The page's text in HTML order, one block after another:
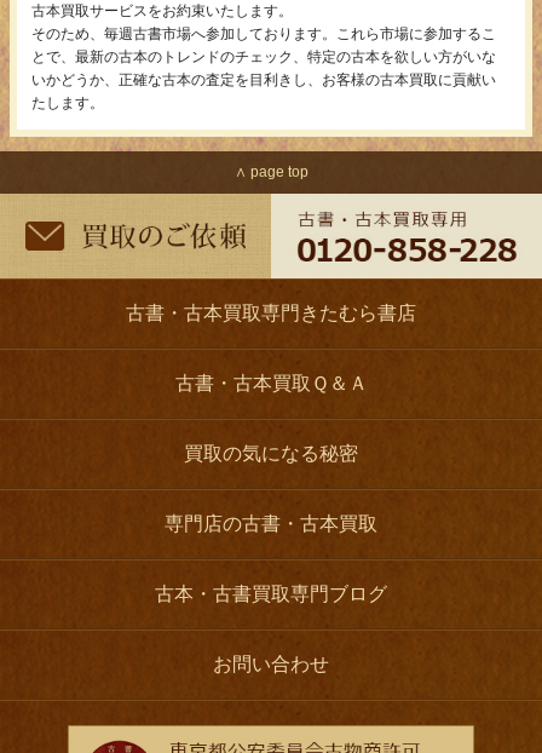
古本買取サービスをお約束いたします。
そのため、毎週古書市場へ参加しております。これら市場に参加するこ
とで、最新の古本のトレンドのチェック、特定の古本を欲しい方がいな
いかどうか、正確な古本の査定を目利きし、お客様の古本買取に貢献い
たします。
∧ page top
古書・古本買取専門きたむら書店
古書・古本買取Ｑ＆Ａ
買取の気になる秘密
専門店の古書・古本買取
古本・古書買取専門ブログ
お問い合わせ